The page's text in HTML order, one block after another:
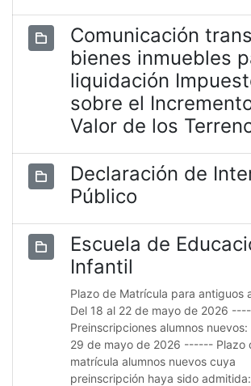
Comunicación
bienes inmuebles
liquidación
sobre el
Valor de los
Declaración de
Público
Escuela de
Infantil
Plazo de Matrícula para antiguos
Del 18 al 22 de mayo de 2026
Preinscripciones alumnos nuevos:
29 de mayo de 2026 ------ Plazo
matrícula alumnos nuevos cuya
preinscripción haya sido